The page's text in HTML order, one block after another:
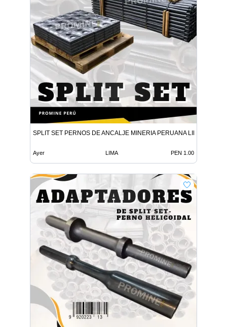
SPLIT SET PERNOS DE ANCALJE MINERIA PERUANA LIMA
Ayer LIMA PEN 1.00